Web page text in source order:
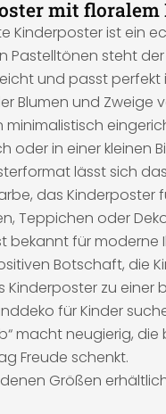
mit
Kinderposter ist ein
Pastelltönen steht
und passt perfekt
Blumen und
minimalistisch
oder in einer kleinen
lässt sich
das Kinderposter
Teppichen oder
bekannt für
Botschaft, die
zu einer
für Kinder
macht neugierig,
Freude schenkt.
Größen